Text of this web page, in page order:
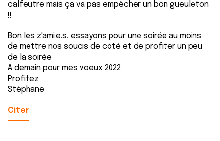
calfeutre mais ça va pas empêcher un bon gueuleton
!!
Bon les z'ami.e.s, essayons pour une soirée au moins
de mettre nos soucis de côté et de profiter un peu
de la soirée
A demain pour mes voeux 2022
Profitez
Stéphane
Citer